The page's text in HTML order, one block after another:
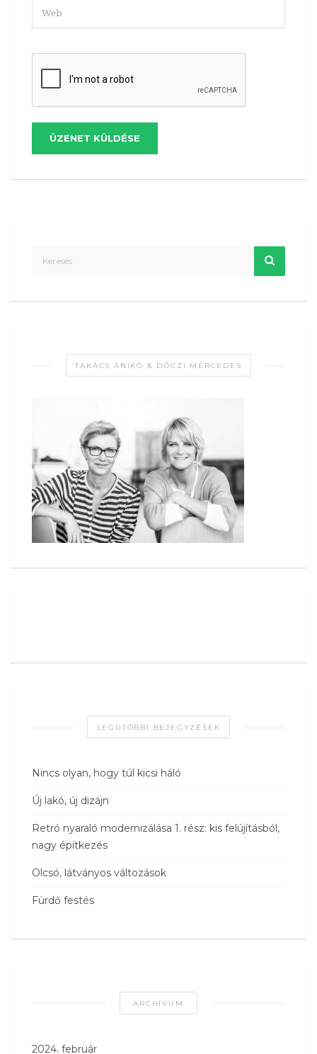
ÜZENET KÜLDÉSE
TAKÁCS ANIKÓ & DÓCZI MERCEDES
LEGUTÓBBI BEJEGYZÉSEK
Nincs olyan, hogy túl kicsi háló
Új lakó, új dizájn
Retró nyaraló modernizálása 1. rész: kis felújításból,
nagy építkezés
Olcsó, látványos változások
Fürdő festés
ARCHÍVUM
2024. február